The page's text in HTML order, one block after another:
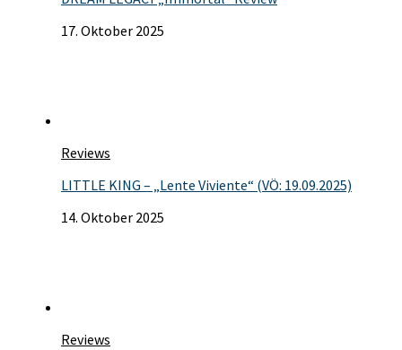
17. Oktober 2025
Reviews
LITTLE KING – „Lente Viviente“ (VÖ: 19.09.2025)
14. Oktober 2025
Reviews